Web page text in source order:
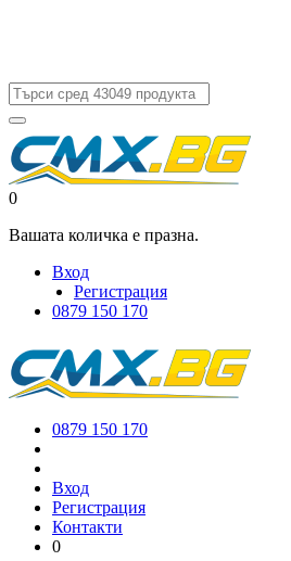
0
Вашата количка е празна.
Вход
Регистрация
0879 150 170
0879 150 170
Вход
Регистрация
Контакти
0